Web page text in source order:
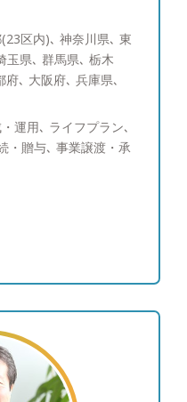
らない時の支えとな
考えています。 資産
お客様からの感謝を
です。 私は父親と
って誇れる仕事だと
績：年間20回以上
税理士、相続事業
店、不動産業者、ドク
数開催。 ●ご相談実
利１～７％のポー
元大阪の祭に参加 読
区内)､ 神奈川県､ 東
玉県､ 群馬県､ 栃木
､ 大阪府､ 兵庫県､
運用､ ライフプラン､
・贈与､ 事業譲渡・承